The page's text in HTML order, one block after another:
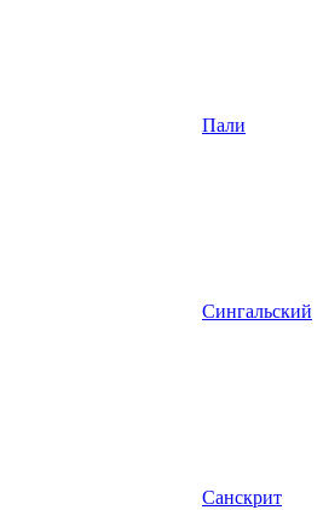
Пали
Сингальский
Санскрит